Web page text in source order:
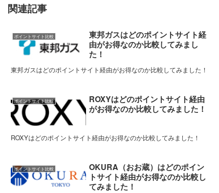
関連記事
ポイントサイト比較
東邦ガスはどのポイントサイト経
由がお得なのか比較してみまし
た！
東邦ガスはどのポイントサイト経由がお得なのか比較してみました！
ポイントサイト比較
ROXYはどのポイントサイト経由
がお得なのか比較してみました！
ROXYはどのポイントサイト経由がお得なのか比較してみました！
ポイントサイト比較
OKURA（おお蔵）はどのポイン
トサイト経由がお得なのか比較し
てみました！